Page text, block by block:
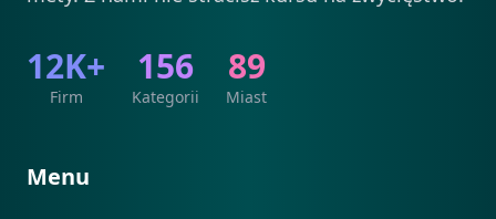
12K+
Firm
156
Kategorii
89
Miast
Menu